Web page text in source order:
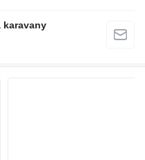
karavany